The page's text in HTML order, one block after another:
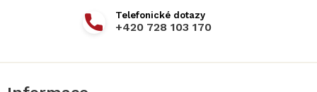
+420 728 103 170